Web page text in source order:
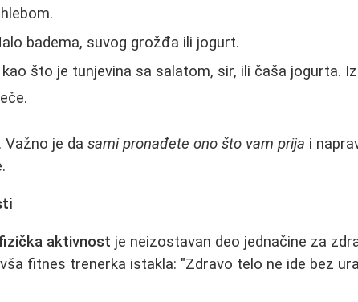
badema, suvog grožđa ili jogurt.
što je tunjevina sa salatom, sir, ili čaša jogurta.
Važno je dasami pronađete ono što vam prija i
aktivnost je neizostavan deo jednačine za
fitnes trenerka istakla: "Zdravo telo ne ide bez